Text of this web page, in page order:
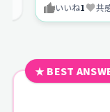
いいね1 共
★ BEST